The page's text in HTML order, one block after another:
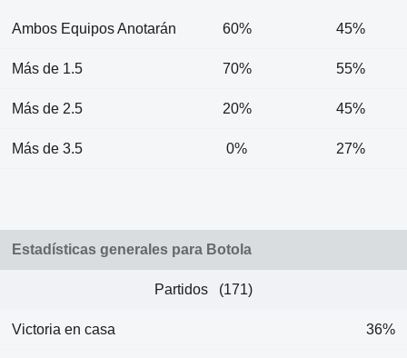
Ambos Equipos Anotarán 60% 45%
Más de 1.5 70% 55%
Más de 2.5 20% 45%
Más de 3.5 0% 27%
Estadísticas generales para Botola
Partidos (171)
Victoria en casa 36%